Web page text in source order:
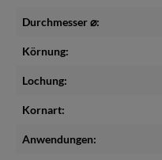
Durchmesser ⌀:
Körnung:
Lochung:
Kornart:
Anwendungen: